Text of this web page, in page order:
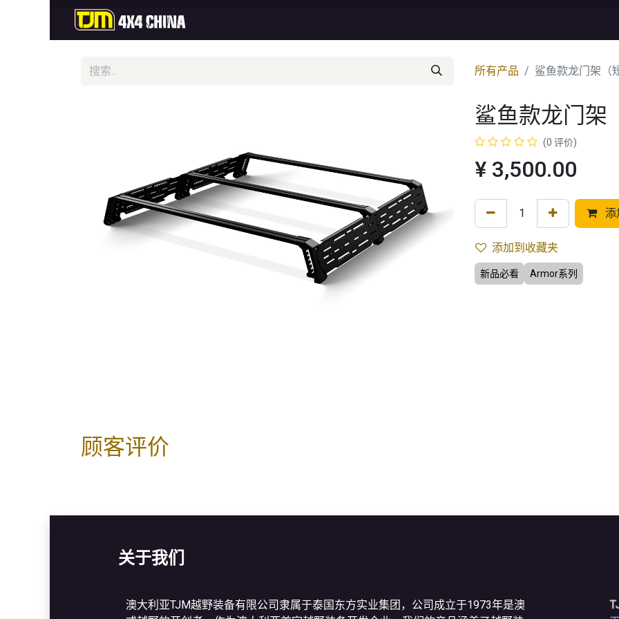
所有产品 鲨鱼款龙门架（
鲨鱼款龙门架
(0 评价)
¥ 3,500.00
添
添加到收藏夹
新品必看 Armor系列
顾客评价
关于我们
澳大利亚TJM越野装备有限公司隶属于泰国东方实业集团，公司成立于1973年是澳